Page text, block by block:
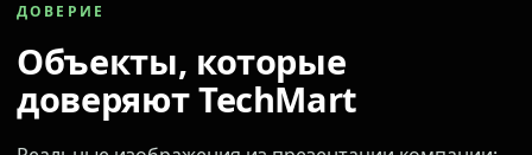
ДОВЕРИЕ
Объекты, которые
доверяют TechMart